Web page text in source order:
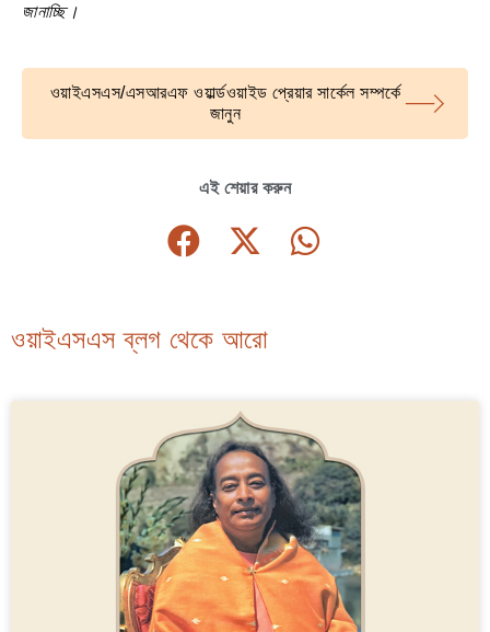
জানাচ্ছি।
ওয়াইএসএস/এসআরএফ ওয়ার্ল্ডওয়াইড প্রেয়ার সার্কেল সম্পর্কে
জানুন
এই শেয়ার করুন
ওয়াইএসএস ব্লগ থেকে আরো